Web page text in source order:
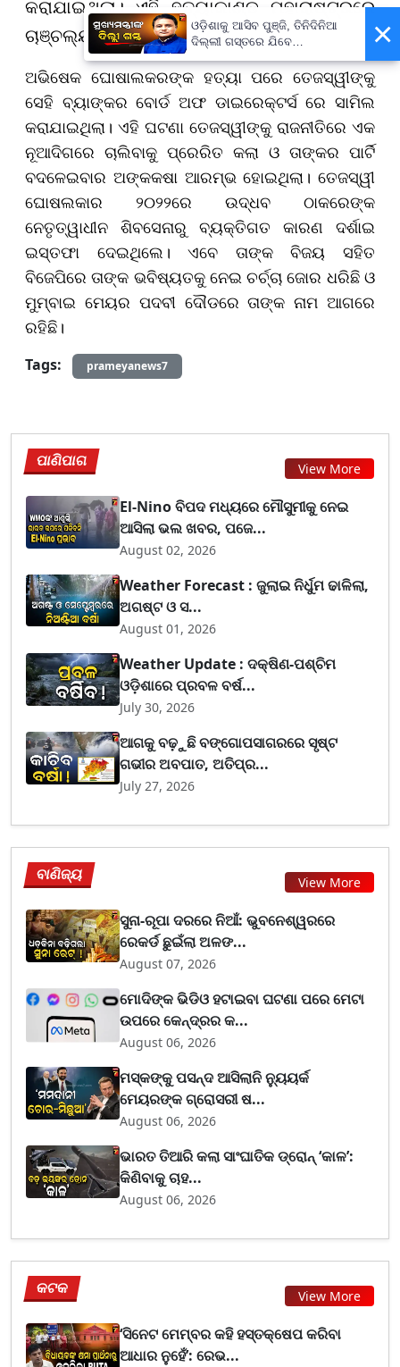
କରାଯାଇଥିଲା। ଏହି ହତ୍ୟାକାଣ୍ଡ ମହାରାଷ୍ଟ୍ରରେ
ଚାଞ୍ଚଲ୍ୟ ଖେଳାଇ ଦେଇଥିଲା।
ଅଭିଷେକ ଘୋଷାଲକରଙ୍କ ହତ୍ୟା ପରେ ତେଜସ୍ୱୀଙ୍କୁ
ସେହି ବ୍ୟାଙ୍କର ବୋର୍ଡ ଅଫ ଡାଇରେକ୍ଟର୍ସ ରେ ସାମିଲ
କରାଯାଇଥିଲା। ଏହି ଘଟଣା ତେଜସ୍ୱୀଙ୍କୁ ରାଜନୀତିରେ ଏକ
ନୂଆଦିଗରେ ଚାଲିବାକୁ ପ୍ରେରିତ କଲା ଓ ତାଙ୍କର ପାର୍ଟି
ବଦଳେଇବାର ଅଙ୍କକଷା ଆରମ୍ଭ ହୋଇଥିଲା। ତେଜସ୍ୱୀ
ଘୋଷଲକାର ୨୦୨୨ରେ ଉଦ୍ଧବ ଠାକରେଙ୍କ
ନେତୃତ୍ୱାଧୀନ ଶିବସେନାରୁ ବ୍ୟକ୍ତିଗତ କାରଣ ଦର୍ଶାଇ
ଇସ୍ତଫା ଦେଇଥିଲେ। ଏବେ ତାଙ୍କ ବିଜୟ ସହିତ
ବିଜେପିରେ ତାଙ୍କ ଭବିଷ୍ୟତକୁ ନେଇ ଚର୍ଚ୍ଚା ଜୋର ଧରିଛି ଓ
ମୁମ୍ବାଇ ମେୟର ପଦବୀ ଦୌଡରେ ତାଙ୍କ ନାମ ଆଗରେ
ରହିଛି।
Tags: prameyanews7
ପାଣିପାଗ View More
El-Nino ବିପଦ ମଧ୍ୟରେ ମୌସୁମୀକୁ ନେଇ
ଆସିଲା ଭଲ ଖବର, ପଜେ...
August 02, 2026
Weather Forecast : ଜୁଲାଇ ନିର୍ଧୁମ ଢାଳିଲା,
ଅଗଷ୍ଟ ଓ ସ...
August 01, 2026
Weather Update : ଦକ୍ଷିଣ-ପଶ୍ଚିମ
ଓଡ଼ିଶାରେ ପ୍ରବଳ ବର୍ଷ...
July 30, 2026
ଆଗକୁ ବଢ଼ୁଛି ବଙ୍ଗୋପସାଗରରେ ସୃଷ୍ଟ
ଗଭୀର ଅବପାତ, ଅତିପ୍ର...
July 27, 2026
ବାଣିଜ୍ୟ View More
ସୁନା-ରୂପା ଦରରେ ନିଆଁ: ଭୁବନେଶ୍ୱରରେ
ରେକର୍ଡ ଛୁଇଁଲା ଅଳଙ...
August 07, 2026
ମୋଦିଙ୍କ ଭିଡିଓ ହଟାଇବା ଘଟଣା ପରେ ମେଟା
ଉପରେ କେନ୍ଦ୍ରର କ...
August 06, 2026
ମସ୍କଙ୍କୁ ପସନ୍ଦ ଆସିଲାନି ନ୍ୟୁୟର୍କ
ମେୟରଙ୍କ ଗ୍ରୋସରୀ ଷ...
August 06, 2026
ଭାରତ ତିଆରି କଲା ସାଂଘାତିକ ଡ୍ରୋନ୍ ‘କାଳ’:
କିଣିବାକୁ ଚାହ...
August 06, 2026
କଟକ View More
‘ସିନେଟ ମେମ୍ବର କହି ହସ୍ତକ୍ଷେପ କରିବା
ଆଧାର ନୁହେଁ’: ରେଭ...
×
ଓଡ଼ିଶାକୁ ଆସିବ ପୁଞ୍ଜି, ତିନିଦିନିଆ
ଦିଲ୍ଲୀ ଗସ୍ତରେ ଯିବେ